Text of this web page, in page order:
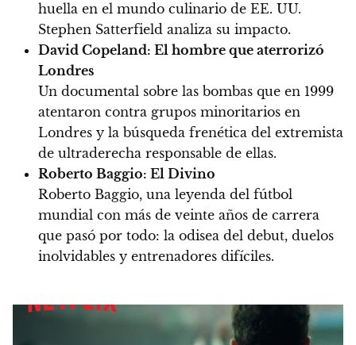
huella en el mundo culinario de EE. UU.
Stephen Satterfield analiza su impacto.
David Copeland: El hombre que aterrorizó
Londres
Un documental sobre las bombas que en 1999
atentaron contra grupos minoritarios en
Londres y la búsqueda frenética del extremista
de ultraderecha responsable de ellas.
Roberto Baggio: El Divino
Roberto Baggio, una leyenda del fútbol
mundial con más de veinte años de carrera
que pasó por todo: la odisea del debut, duelos
inolvidables y entrenadores difíciles.